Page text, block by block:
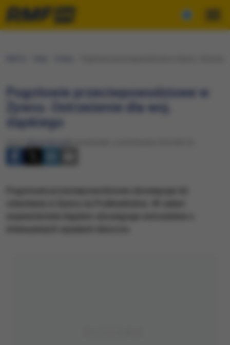
Pogotowie przeciwpowodziowe w
Żywcu. Ostrzeżenie dla woj.
śląskiego